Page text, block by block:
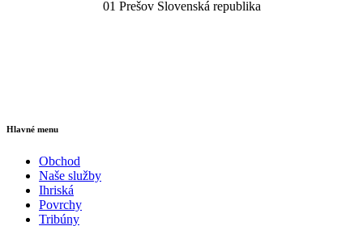
01 Prešov Slovenská republika
Hlavné menu
Obchod
Naše služby
Ihriská
Povrchy
Tribúny